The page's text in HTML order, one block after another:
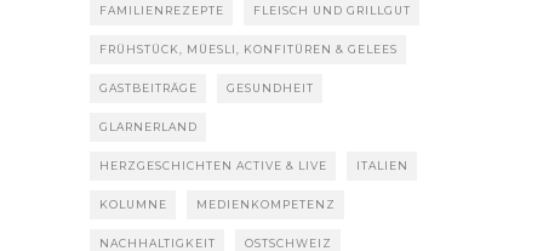
FAMILIENREZEPTE FLEISCH UND GRILLGUT
FRÜHSTÜCK, MÜESLI, KONFITÜREN & GELEES
GASTBEITRÄGE GESUNDHEIT
GLARNERLAND
HERZGESCHICHTEN ACTIVE & LIVE ITALIEN
KOLUMNE MEDIENKOMPETENZ
NACHHALTIGKEIT OSTSCHWEIZ